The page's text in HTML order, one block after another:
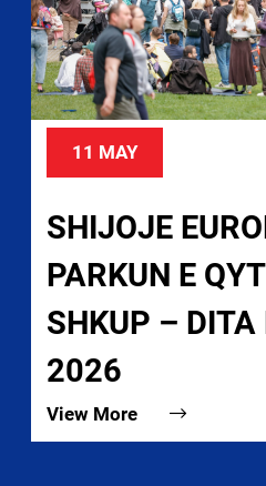
11 MAY
SHIJOJE
PARKUN E
SHKUP – DITA
2026
View More